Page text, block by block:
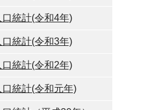
統計(令和4年)
統計(令和3年)
統計(令和2年)
統計(令和元年)